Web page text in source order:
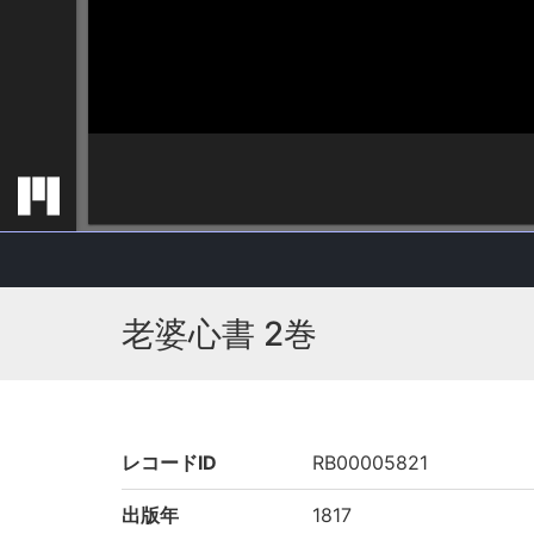
老婆心書 2巻
レコードID RB00005821
出版年 1817